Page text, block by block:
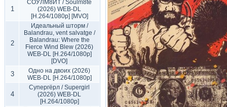
1
СОУЛМ8ЙТ / Soulm8te
(2026) WEB-DL
[H.264/1080p] [MVO]
2
Идеальный шторм /
Balandrau, vent salvatge /
Balandrau: Where the
Fierce Wind Blew (2026)
WEB-DL [H.264/1080p]
[DVO]
3
Одно на двоих (2026)
WEB-DL [H.264/1080p]
4
Супергёрл / Supergirl
(2026) WEB-DL
[H.264/1080p]